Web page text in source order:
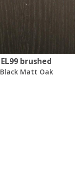
EL99 brushed
Black Matt Oak